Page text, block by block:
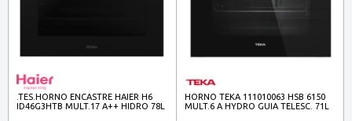
.TES.HORNO ENCASTRE HAIER H6
ID46G3HTB MULT.17 A++ HIDRO 78L
HORNO TEKA 111010063 HSB 6150
MULT.6 A HYDRO GUIA TELESC. 71L